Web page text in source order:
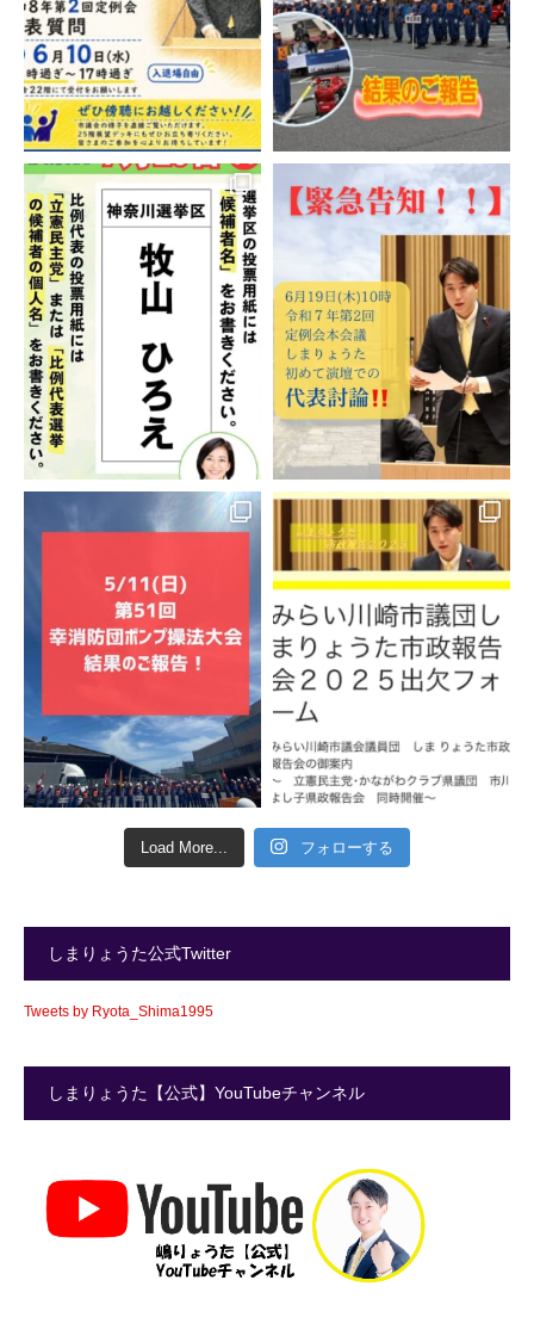
Load More... フォローする
しまりょうた公式Twitter
Tweets by Ryota_Shima1995
しまりょうた【公式】YouTubeチャンネル